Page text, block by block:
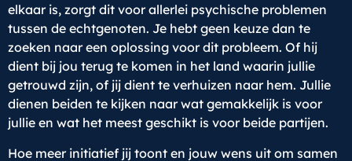
elkaar is, zorgt dit voor allerlei psychische problemen
tussen de echtgenoten. Je hebt geen keuze dan te
zoeken naar een oplossing voor dit probleem. Of hij
dient bij jou terug te komen in het land waarin jullie
getrouwd zijn, of jij dient te verhuizen naar hem. Jullie
dienen beiden te kijken naar wat gemakkelijk is voor
jullie en wat het meest geschikt is voor beide partijen.
Hoe meer initiatief jij toont en jouw wens uit om samen